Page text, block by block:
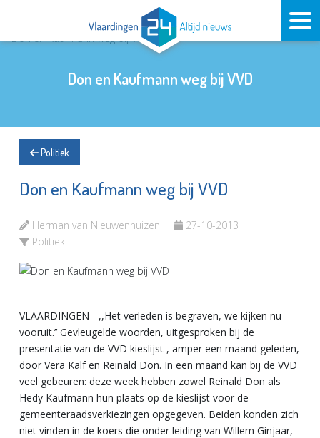
Don en Kaufmann weg bij VVD
Politiek
Don en Kaufmann weg bij VVD
Herman van Nieuwenhuizen
27-10-2013
Politiek
VLAARDINGEN - ,,Het verleden is begraven, we kijken nu
vooruit.’’ Gevleugelde woorden, uitgesproken bij de
presentatie van de VVD kieslijst , amper een maand geleden,
door Vera Kalf en Reinald Don. In een maand kan bij de VVD
veel gebeuren: deze week hebben zowel Reinald Don als
Hedy Kaufmann hun plaats op de kieslijst voor de
gemeenteraadsverkiezingen opgegeven. Beiden konden zich
niet vinden in de koers die onder leiding van Willem Ginjaar,